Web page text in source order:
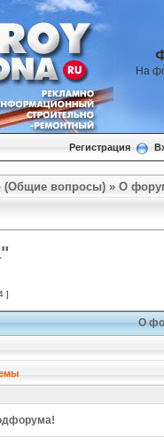
На
Регистрация
(Общие вопросы) » О
]
О